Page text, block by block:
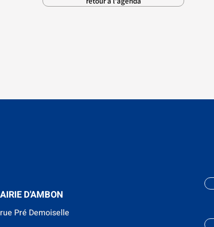
D'AMBON
Pré Demoiselle